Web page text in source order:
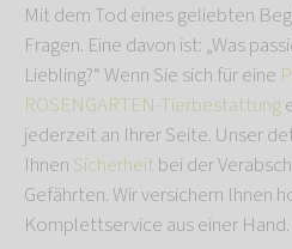
Mit dem Tod eines geliebten
Fragen. Eine davon ist: „Was
Liebling?“ Wenn Sie sich für eine
ROSENGARTEN-Tierbestattung
jederzeit an Ihrer Seite. Unser
Ihnen Sicherheit bei der
Gefährten. Wir versichern Ihnen
Komplettservice aus einer Hand.